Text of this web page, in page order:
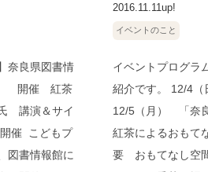
奈良県図書情
） 開催 紅茶
講演＆サイ
催 こどもプ
図書情報館に
2016.11.11up!
イベントのこと
イベントプログラ
紹介です。 12/4（
12/5（月） 「奈
紅茶によるおも
要 おもてなし空